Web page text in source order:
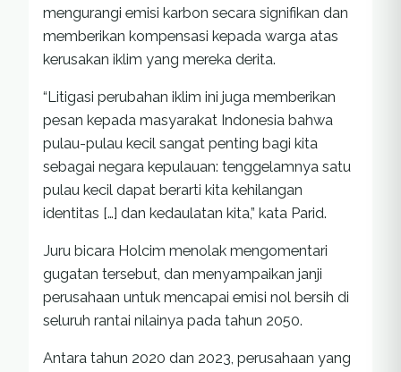
mengurangi emisi karbon secara signifikan dan
memberikan kompensasi kepada warga atas
kerusakan iklim yang mereka derita.
“Litigasi perubahan iklim ini juga memberikan
pesan kepada masyarakat Indonesia bahwa
pulau-pulau kecil sangat penting bagi kita
sebagai negara kepulauan: tenggelamnya satu
pulau kecil dapat berarti kita kehilangan
identitas […] dan kedaulatan kita,” kata Parid.
Juru bicara Holcim menolak mengomentari
gugatan tersebut, dan menyampaikan janji
perusahaan untuk mencapai emisi nol bersih di
seluruh rantai nilainya pada tahun 2050.
Antara tahun 2020 dan 2023, perusahaan yang